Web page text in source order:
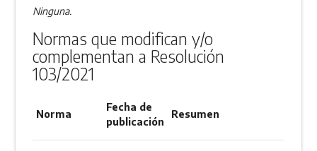
Ninguna.
Normas que modifican y/o
complementan a Resolución
103/2021
Norma
Fecha de
publicación
Resumen